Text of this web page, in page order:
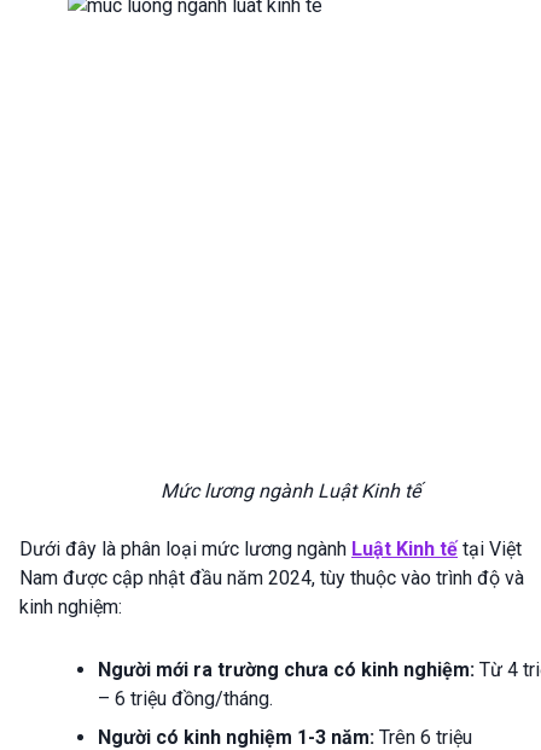
Mức lương ngành Luật Kinh tế
Dưới đây là phân loại mức lương ngành Luật Kinh tếtại Việt
Nam được cập nhật đầu năm 2024, tùy thuộc vào trình độ và
kinh nghiệm:
Người mới ra trường chưa có kinh nghiệm: Từ 4
– 6 triệu đồng/tháng.
Người có kinh nghiệm 1-3 năm: Trên 6 triệu